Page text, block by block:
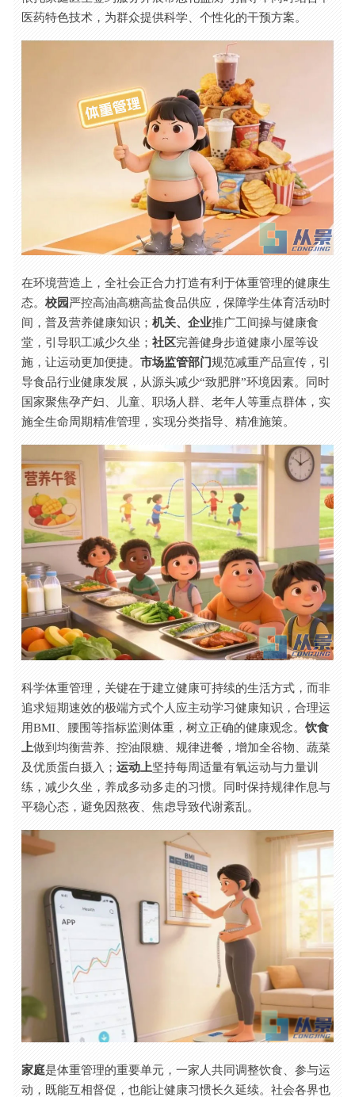
医药特色技术，为群众提供科学、个性化的干预方案。
在环境营造上，全社会正合力打造有利于体重管理的健康生
态。校园严控高油高糖高盐食品供应，保障学生体育活动时
间，普及营养健康知识；机关、企业推广工间操与健康食
堂，引导职工减少久坐；社区完善健身步道健康小屋等设
施，让运动更加便捷。市场监管部门规范减重产品宣传，引
导食品行业健康发展，从源头减少“致肥胖”环境因素。同时
国家聚焦孕产妇、儿童、职场人群、老年人等重点群体，实
施全生命周期精准管理，实现分类指导、精准施策。
科学体重管理，关键在于建立健康可持续的生活方式，而非
追求短期速效的极端方式个人应主动学习健康知识，合理运
用BMI、腰围等指标监测体重，树立正确的健康观念。饮食
上做到均衡营养、控油限糖、规律进餐，增加全谷物、蔬菜
及优质蛋白摄入；运动上坚持每周适量有氧运动与力量训
练，减少久坐，养成多动多走的习惯。同时保持规律作息与
平稳心态，避免因熬夜、焦虑导致代谢紊乱。
家庭是体重管理的重要单元，一家人共同调整饮食、参与运
动，既能互相督促，也能让健康习惯长久延续。社会各界也